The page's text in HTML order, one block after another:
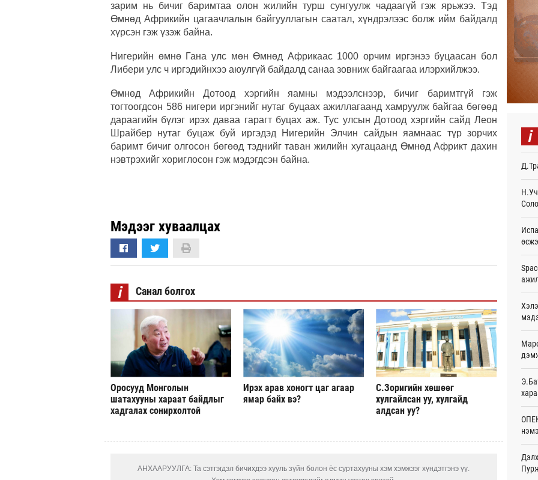
зарим нь бичиг баримтаа олон жилийн турш сунгуулж чадаагүй гэж ярьжээ. Тэд
Өмнөд Африкийн цагаачлалын байгууллагын саатал, хүндрэлээс болж ийм байдалд
хүрсэн гэж үзэж байна.
Нигерийн өмнө Гана улс мөн Өмнөд Африкаас 1000 орчим иргэнээ буцаасан бол
Либери улс ч иргэдийнхээ аюулгүй байдалд санаа зовниж байгаагаа илэрхийлжээ.
Өмнөд Африкийн Дотоод хэргийн яамны мэдээлснээр, бичиг баримтгүй гэж
тогтоогдсон 586 нигери иргэнийг нутаг буцаах ажиллагаанд хамруулж байгаа бөгөөд
дараагийн бүлэг ирэх даваа гарагт буцах аж. Тус улсын Дотоод хэргийн сайд Леон
Шрайбер нутаг буцаж буй иргэдэд Нигерийн Элчин сайдын яамнаас түр зорчих
баримт бичиг олгосон бөгөөд тэднийг таван жилийн хугацаанд Өмнөд Африкт дахин
нэвтрэхийг хориглосон гэж мэдэгдсэн байна.
Мэдээг хуваалцах
i Санал болгох
Оросууд Монголын
шатахууны хараат байдлыг
хадгалах сонирхолтой
Ирэх арав хоногт цаг агаар
ямар байх вэ?
С.Зоригийн хөшөөг
хулгайлсан уу, хулгайд
алдсан уу?
АНХААРУУЛГА: Та сэтгэгдэл бичихдээ хууль зүйн болон ёс суртахууны хэм хэмжээг хүндэтгэнэ үү.
Энэ
i